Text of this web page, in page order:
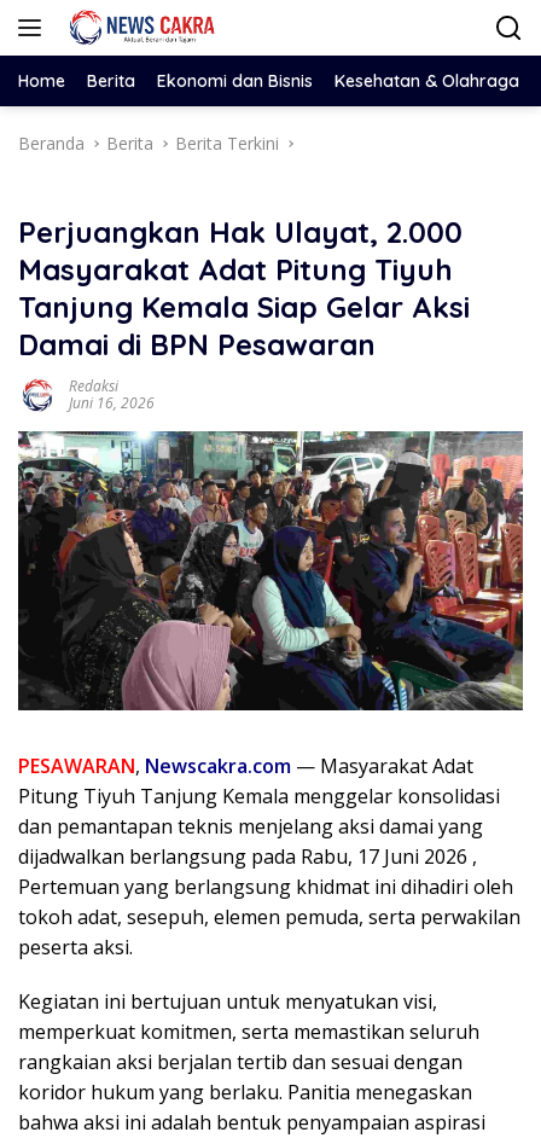
Langsung
Home Berita Ekonomi dan Bisnis Kesehatan & Olahraga
Beranda Berita Berita Terkini
Perjuangkan Hak Ulayat, 2.000
Masyarakat Adat Pitung Tiyuh
Tanjung Kemala Siap Gelar Aksi
Damai di BPN Pesawaran
Redaksi
Juni 16, 2026
PESAWARAN, Newscakra.com — Masyarakat Adat
Pitung Tiyuh Tanjung Kemala menggelar konsolidasi
dan pemantapan teknis menjelang aksi damai yang
dijadwalkan berlangsung pada Rabu, 17 Juni 2026 ,
Pertemuan yang berlangsung khidmat ini dihadiri oleh
tokoh adat, sesepuh, elemen pemuda, serta perwakilan
peserta aksi.
Kegiatan ini bertujuan untuk menyatukan visi,
memperkuat komitmen, serta memastikan seluruh
rangkaian aksi berjalan tertib dan sesuai dengan
koridor hukum yang berlaku. Panitia menegaskan
bahwa aksi ini adalah bentuk penyampaian aspirasi